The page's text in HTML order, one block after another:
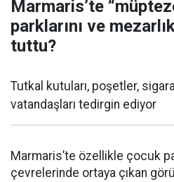
Marmaris’te
parklarını ve
tuttu?
Tutkal kutuları, poşetler,
vatandaşları tedirgin ediyor
Marmaris’te özellikle çocuk
çevrelerinde ortaya çıkan